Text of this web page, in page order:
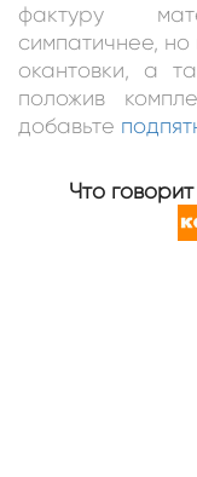
фактуру
симпатичнее, но
окантовки, а
положив
добавьте
Что